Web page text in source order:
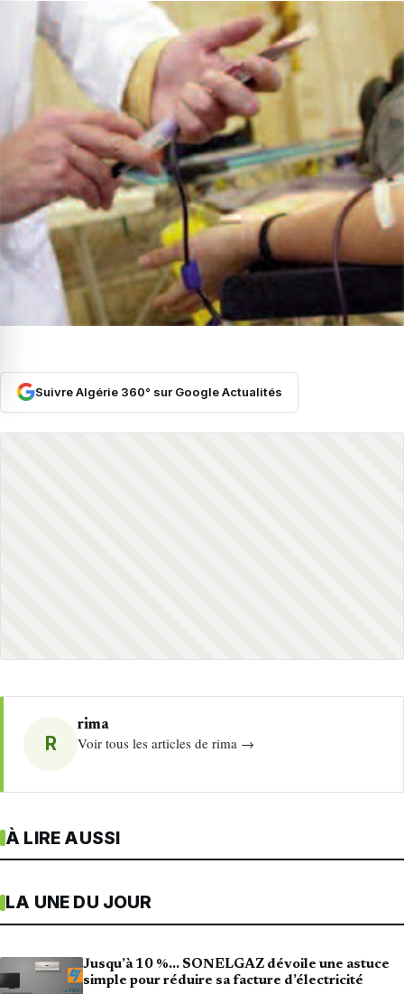
Suivre Algérie 360° sur Google Actualités
R
rima
Voir tous les articles de rima →
À LIRE AUSSI
LA UNE DU JOUR
Jusqu’à 10 %… SONELGAZ dévoile une astuce
simple pour réduire sa facture d’électricité